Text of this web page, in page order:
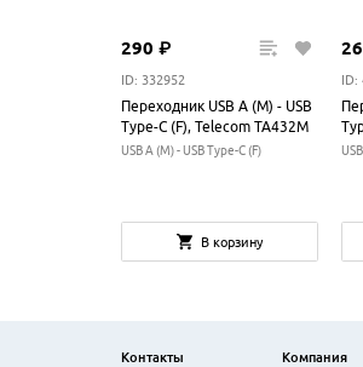
290 ₽
ID: 332952
Переходник USB A (M) - USB
Type-C (F), Telecom TA432M
USB A (M) - USB Type-C (F)
В корзину
ID:
Контакты Компания